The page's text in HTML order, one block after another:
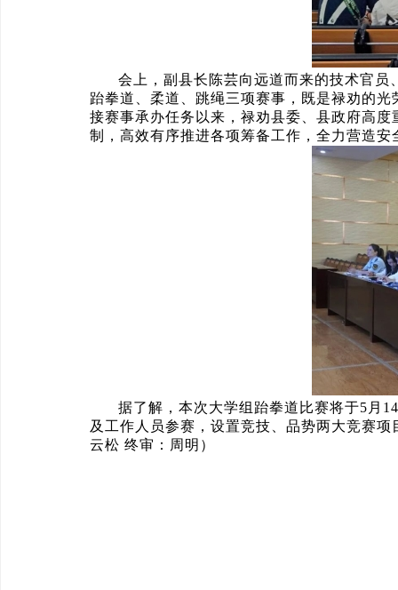
会上，副县长陈芸向远道而来的技术官
跆拳道、柔道、跳绳三项赛事，既是禄劝的
接赛事承办任务以来，禄劝县委、县政府高
制，高效有序推进各项筹备工作，全力营造
据了解，本次大学组跆拳道比赛将于5月
及工作人员参赛，设置竞技、品势两大竞赛
云松 终审：周明）